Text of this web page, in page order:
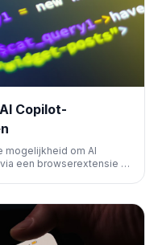
Copilot-
mogelijkheid om AI
een browserextensie of